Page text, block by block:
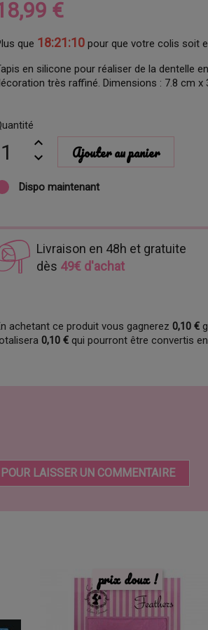
€
que 18:21:09 pour que votre colis soit
en silicone pour réaliser de la dentelle
très raffiné. Dimensions : 7.8 cm x
Ajouter au panier
Dispo maintenant
Livraison en 48h et gratuite
dès 49€ d'achat
achetant ce produit vous gagnerez0,10 €
0,10 € qui pourront être convertis
LAISSER UN COMMENTAIRE
prix doux !